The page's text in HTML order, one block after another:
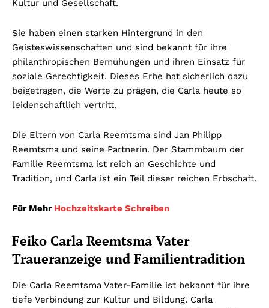
Kultur und Gesellschaft.
Sie haben einen starken Hintergrund in den
Geisteswissenschaften und sind bekannt für ihre
philanthropischen Bemühungen und ihren Einsatz für
soziale Gerechtigkeit. Dieses Erbe hat sicherlich dazu
beigetragen, die Werte zu prägen, die Carla heute so
leidenschaftlich vertritt.
Die Eltern von Carla Reemtsma sind Jan Philipp
Reemtsma und seine Partnerin. Der Stammbaum der
Familie Reemtsma ist reich an Geschichte und
Tradition, und Carla ist ein Teil dieser reichen Erbschaft.
Für Mehr Hochzeitskarte Schreiben
Feiko Carla Reemtsma Vater
Traueranzeige und Familientradition
Die Carla Reemtsma Vater-Familie ist bekannt für ihre
tiefe Verbindung zur Kultur und Bildung. Carla